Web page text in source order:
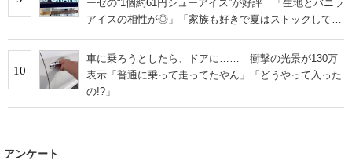
ーゼの“1個約61円シューアイス”が好評 「生地とバニラ
アイスの相性が◎」「家族も好きで夏はストックして
10
車に乗ろうとしたら、ドアに…… 衝撃の光景が130万
表示「普通に乗って走ってたやん」「どうやって入った
の!?」
アンケート